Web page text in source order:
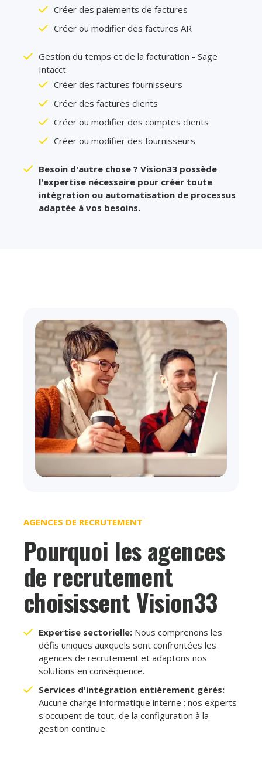
Créer des paiements de factures
Créer ou modifier des factures AR
Gestion du temps et de la facturation - Sage
Intacct
Créer des factures fournisseurs
Créer des factures clients
Créer ou modifier des comptes clients
Créer ou modifier des fournisseurs
Besoin d'autre chose ? Vision33 possède
l'expertise nécessaire pour créer toute
intégration ou automatisation de processus
adaptée à vos besoins.
AGENCES DE RECRUTEMENT
Pourquoi les agences
de recrutement
choisissent Vision33
Expertise sectorielle: Nous comprenons les
défis uniques auxquels sont confrontées les
agences de recrutement et adaptons nos
solutions en conséquence.
Services d'intégration entièrement gérés:
Aucune charge informatique interne : nos experts
s'occupent de tout, de la configuration à la
gestion continue